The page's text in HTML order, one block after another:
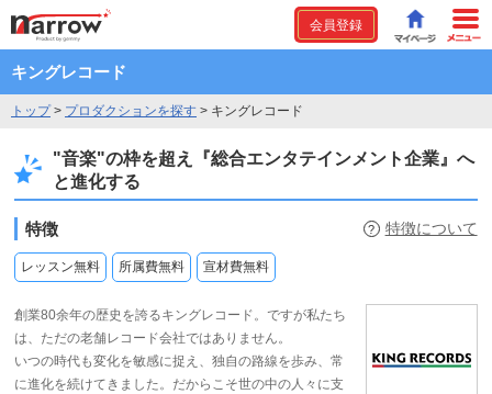
会員登録
キングレコード
トップ> プロダクションを探す > キングレコード
"音楽"の枠を超え『総合エンタテインメント企業』へ
と進化する
特徴 ? 特徴について
レッスン無料 所属費無料 宣材費無料
創業80余年の歴史を誇るキングレコード。ですが私たち
は、ただの老舗レコード会社ではありません。
いつの時代も変化を敏感に捉え、独自の路線を歩み、常
に進化を続けてきました。だからこそ世の中の人々に支